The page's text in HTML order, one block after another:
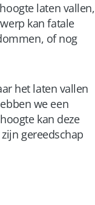
laten vallen,
kan fatale
of nog
het laten vallen
we een
kan deze
gereedschap